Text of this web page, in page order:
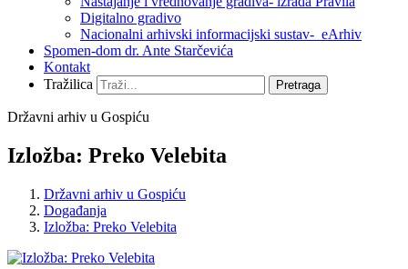
Digitalno gradivo
Nacionalni arhivski informacijski sustav- eArhiv
Spomen-dom dr. Ante Starčevića
Kontakt
Tražilica
Pretraga
Državni arhiv u Gospiću
Izložba: Preko Velebita
Državni arhiv u Gospiću
Događanja
Izložba: Preko Velebita